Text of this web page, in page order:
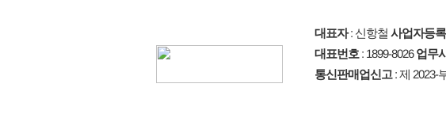
대표자: 신항철사업자등
대표번호 : 1899-8026업무
통신판매업신고: 제 2023-